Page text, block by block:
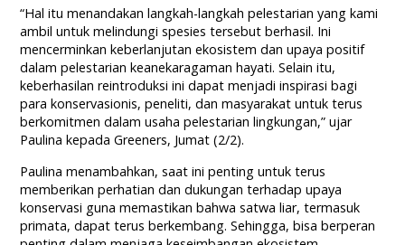
“Hal itu menandakan langkah-langkah pelestarian yang kami
ambil untuk melindungi spesies tersebut berhasil. Ini
mencerminkan keberlanjutan ekosistem dan upaya positif
dalam pelestarian keanekaragaman hayati. Selain itu,
keberhasilan reintroduksi ini dapat menjadi inspirasi bagi
para konservasionis, peneliti, dan masyarakat untuk terus
berkomitmen dalam usaha pelestarian lingkungan,” ujar
Paulina kepada Greeners, Jumat (2/2).
Paulina menambahkan, saat ini penting untuk terus
memberikan perhatian dan dukungan terhadap upaya
konservasi guna memastikan bahwa satwa liar, termasuk
primata, dapat terus berkembang. Sehingga, bisa berperan